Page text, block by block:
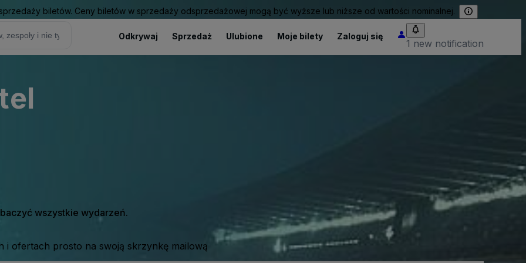
biletów. Ceny biletów w sprzedaży odsprzedażowej mogą być wyższe lub niższe od wartości nominalnej.
Odkrywaj Sprzedaż Ulubione Moje bilety Zaloguj się
1 new notification
wszystkie wydarzeń.
ofertach prosto na swoją skrzynkę mailową